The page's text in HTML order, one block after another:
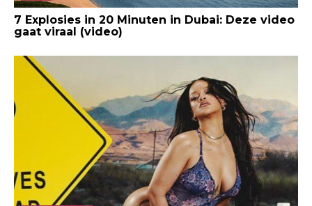
7 Explosies in 20 Minuten in Dubai: Deze video
gaat viraal (video)